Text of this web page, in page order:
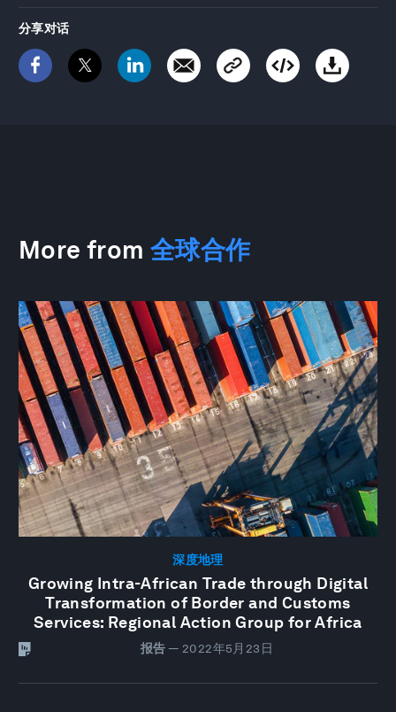
分享对话
More from 全球合作
深度地理
Growing Intra-African Trade through Digital
Transformation of Border and Customs
Services: Regional Action Group for Africa
报告 — 2022年5月23日